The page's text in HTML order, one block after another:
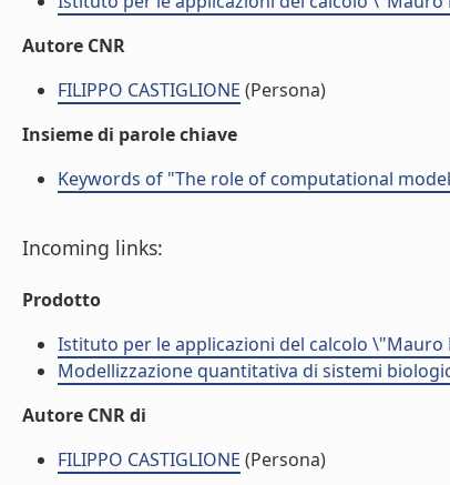
Autore CNR
FILIPPO CASTIGLIONE (Persona)
Insieme di parole chiave
Keywords of "The role of computational
Incoming links:
Prodotto
Istituto per le applicazioni del calcolo \"Mauro
Modellizzazione quantitativa di sistemi
Autore CNR di
FILIPPO CASTIGLIONE (Persona)